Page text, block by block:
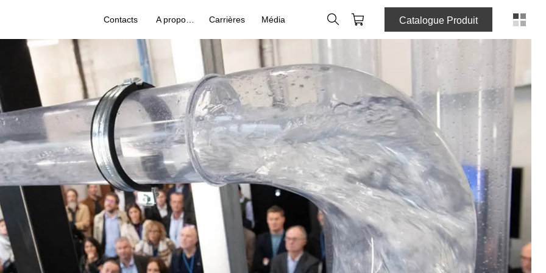
Contacts Carrières Média Rechercher Catalogue Produit